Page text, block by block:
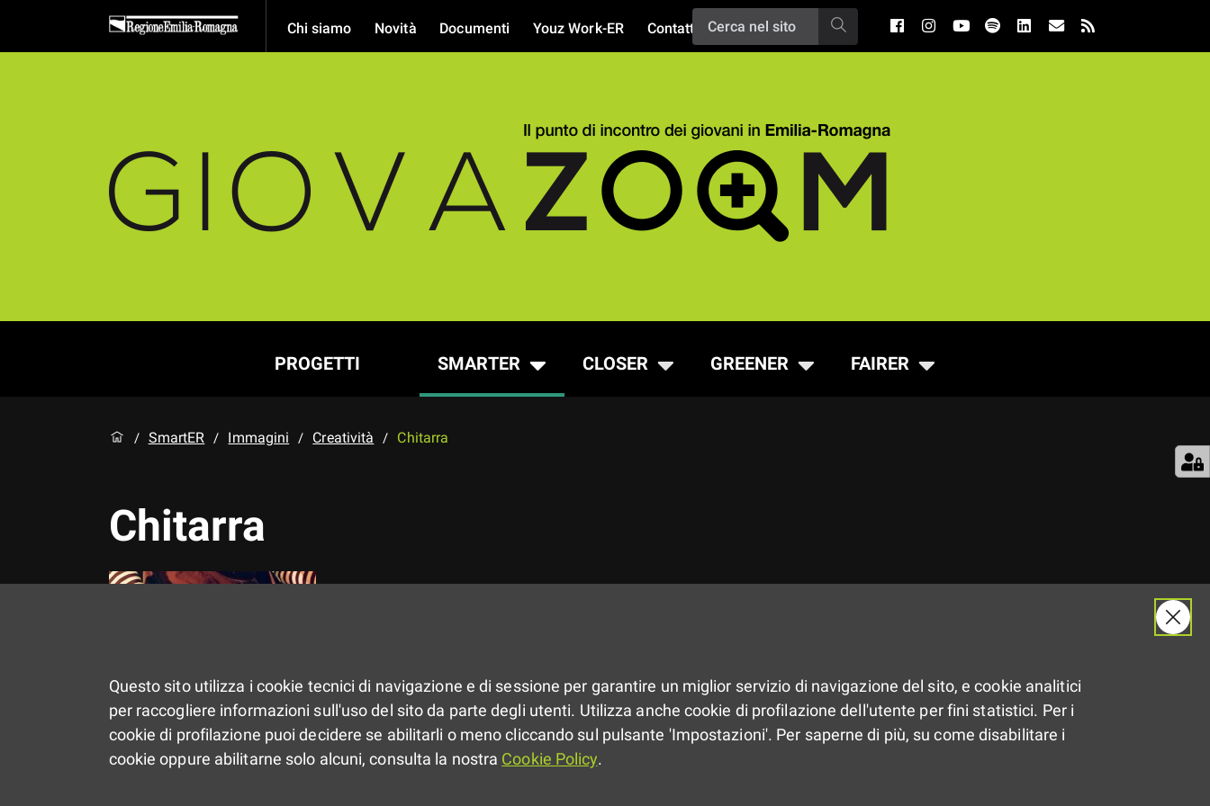
Chi siamo Novità Documenti Youz Work-ER Contatti
PROGETTI SMARTER CLOSER GREENER FAIRER
/ SmartER / Immagini / Creatività / Chitarra
Chitarra
Dimensione: 54.5 kB—Clicca per scaricare l'immagine in dimensione originale
Questo sito utilizza i cookie tecnici di navigazione e di sessione per garantire un miglior servizio di navigazione del sito, e cookie analitici
per raccogliere informazioni sull'uso del sito da parte degli utenti. Utilizza anche cookie di profilazione dell'utente per fini statistici. Per i
cookie di profilazione puoi decidere se abilitarli o meno cliccando sul pulsante 'Impostazioni'. Per saperne di più, su come disabilitare i
cookie oppure abilitarne solo alcuni, consulta la nostra Cookie Policy.